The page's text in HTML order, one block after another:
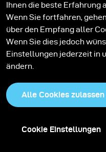
Ihnen die beste Erfahrung
Wenn Sie fortfahren,
über den Empfang aller
Wenn Sie dies jedoch
Einstellungen jederzeit in
ändern.
Alle Cookies zulassen
Cookie Einstellungen